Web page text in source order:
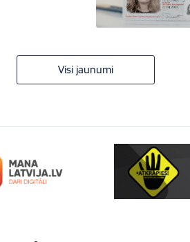
Visi jaunumi